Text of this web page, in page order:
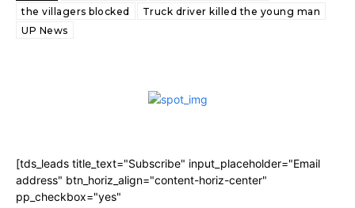
the villagers blocked
Truck driver killed the young man
UP News
[tds_leads title_text="Subscribe" input_placeholder="Email
address" btn_horiz_align="content-horiz-center"
pp_checkbox="yes"